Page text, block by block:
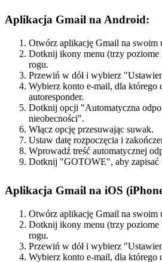
Aplikacja Gmail na Android:
Otwórz aplikację Gmail na swoim
Dotknij ikony menu (trzy
rogu.
Przewiń w dół i wybierz
Wybierz konto e-mail, dla którego
autoresponder.
Dotknij opcji "Automatyczna
nieobecności".
Włącz opcję przesuwając suwak.
Ustaw datę rozpoczęcia i
Wprowadź treść automatycznej
Dotknij "GOTOWE", aby zapisać
Aplikacja Gmail na iOS
Otwórz aplikację Gmail na swoim
Dotknij ikony menu (trzy
rogu.
Przewiń w dół i wybierz
Wybierz konto e-mail, dla którego